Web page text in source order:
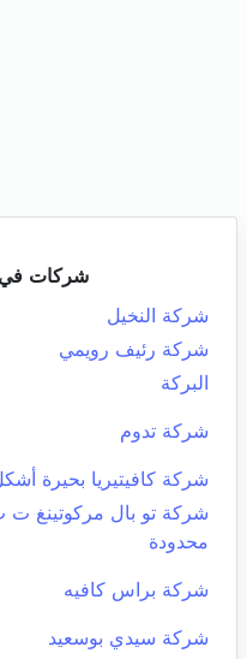
شركات
شركة النخيل
شركة رئيف رويمي
البركة
شركة تدوم
شركة كافيتيريا بحيرة
شركة تو بال مركوتينغ
محدودة
شركة براس كافيه
شركة سيدي بوسعيد